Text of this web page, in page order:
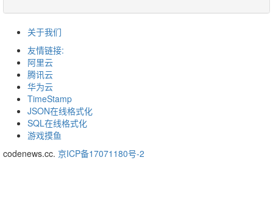
关于我们
友情链接:
阿里云
腾讯云
华为云
TimeStamp
JSON在线格式化
SQL在线格式化
游戏摸鱼
codenews.cc. 京ICP备17071180号-2